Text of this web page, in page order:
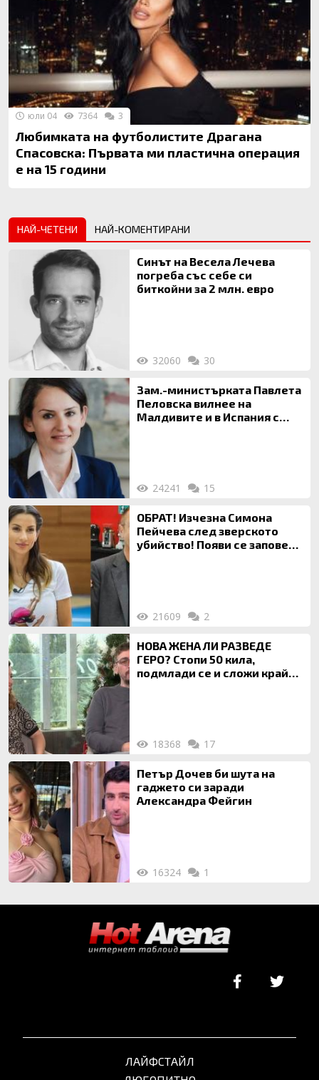
Любимката на футболистите Драгана
Спасовска: Първата ми пластична операция
е на 15 години
юли 04 7364 3
НАЙ-ЧЕТЕНИ НАЙ-КОМЕНТИРАНИ
Синът на Весела Лечева
погреба със себе си
биткойни за 2 млн. евро
32060 30
Зам.-министърката Павлета
Пеловска вилнее на
Малдивите и в Испания с
24241 15
ОБРАТ! Изчезна Симона
Пейчева след зверското
убийство! Появи се заповед
21609 2
НОВА ЖЕНА ЛИ РАЗВЕДЕ
ГЕРО? Стопи 50 кила,
подмлади се и сложи край
18368 17
Петър Дочев би шута на
гаджето си заради
Александра Фейгин
16324 1
ЛАЙФСТАЙЛ